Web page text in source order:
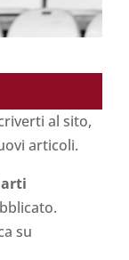
al sito,
articoli.
su